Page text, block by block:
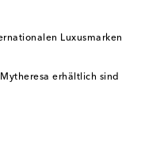
Luxusmarken
erhältlich sind